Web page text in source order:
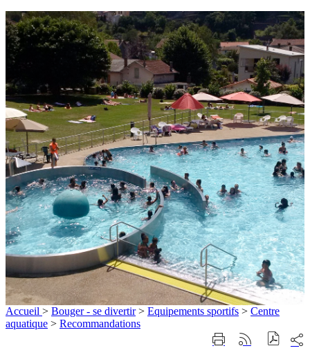
Accueil > Bouger - se divertir > Equipements sportifs > Centre
aquatique > Recommandations
ImprimerGénérer
sur